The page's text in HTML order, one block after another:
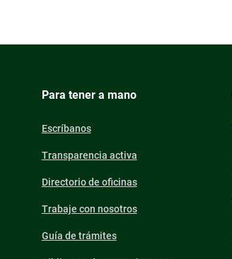
Para tener a mano
Escríbanos
Transparencia activa
Directorio de oficinas
Trabaje con nosotros
Guía de trámites